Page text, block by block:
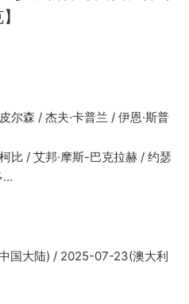
尔森 / 杰夫·卡普兰 / 伊恩·斯普
比 / 艾邦·摩斯-巴克拉赫 / 约瑟
…
国大陆) / 2025-07-23(澳大利